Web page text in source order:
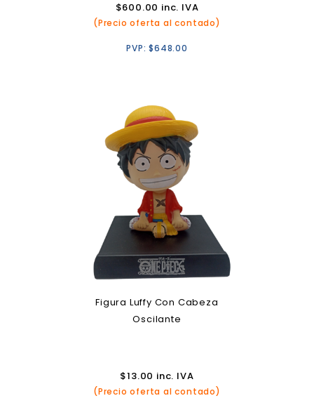
$600.00 inc. IVA
(Precio oferta al contado)
PVP:$648.00
Figura Luffy Con Cabeza
Oscilante
$13.00 inc. IVA
(Precio oferta al contado)